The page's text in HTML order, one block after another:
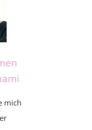
mich